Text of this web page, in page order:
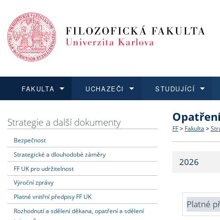
FAKULTA
Dozvědět se více
Struktura
Strategie
Fakultní
UCHAZEČI
Podat přihlášku
Co
Učitelské
STUDUJÍCÍ
Dozvědět se více
Dozvědět se více
O vědě a
Dozvědět se více
Aktuální
Strategie a další dokumenty
Bezpečnost
Strategické a dlouhodobé záměry
FF UK pro udržitelnost
Výroční zprávy
Platné vnitřní předpisy FF UK
Rozhodnutí a sdělení děkana, opatření a sdělení
FF > Fakulta >
2026
Platné